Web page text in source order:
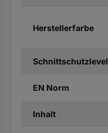
Herstellerfarbe
Schnittschutzlevel
EN Norm
Inhalt